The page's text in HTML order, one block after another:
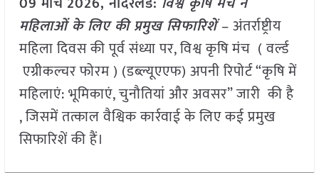
महिलाओं के लिए की प्रमुख सिफारिशें– अंतर्राष्ट्रीय
महिला दिवस की पूर्व संध्या पर, विश्व कृषि मंच ( वर्ल्ड
एग्रीकल्चर फोरम ) (डब्ल्यूएएफ) अपनी रिपोर्ट “कृषि में
महिलाएं: भूमिकाएं, चुनौतियां और अवसर” जारी की है
, जिसमें तत्काल वैश्विक कार्रवाई के लिए कई प्रमुख
सिफारिशें की हैं।